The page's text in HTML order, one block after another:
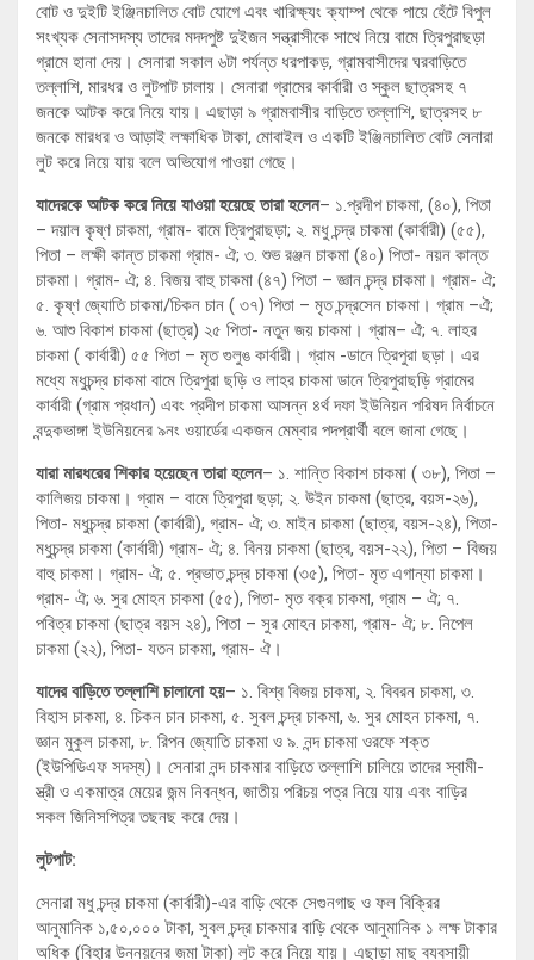
বোট ও দুইটি ইঞ্জিনচালিত বোট যোগে এবং খারিক্ষ্যং ক্যাম্প থেকে পায়ে হেঁটে বিপুল
সংখ্যক সেনাসদস্য তাদের মদদপুষ্ট দুইজন সন্ত্রাসীকে সাথে নিয়ে বামে ত্রিপুরাছড়া
গ্রামে হানা দেয়। সেনারা সকাল ৬টা পর্যন্ত ধরপাকড়, গ্রামবাসীদের ঘরবাড়িতে
তল্লাশি, মারধর ও লুটপাট চালায়। সেনারা গ্রামের কার্বারী ও স্কুল ছাত্রসহ ৭
জনকে আটক করে নিয়ে যায়। এছাড়া ৯ গ্রামবাসীর বাড়িতে তল্লাশি, ছাত্রসহ ৮
জনকে মারধর ও আড়াই লক্ষাধিক টাকা, মোবাইল ও একটি ইঞ্জিনচালিত বোট সেনারা
লুট করে নিয়ে যায় বলে অভিযোগ পাওয়া গেছে।
যাদেরকে আটক করে নিয়ে যাওয়া হয়েছে তারা হলেন– ১.প্রদীপ চাকমা, (৪০), পিতা
– দয়াল কৃষ্ণ চাকমা, গ্রাম- বামে ত্রিপুরাছড়া; ২. মধু চন্দ্র চাকমা (কার্বারী) (৫৫),
পিতা – লক্ষী কান্ত চাকমা গ্রাম- ঐ; ৩. শুভ রঞ্জন চাকমা (৪০) পিতা- নয়ন কান্ত
চাকমা। গ্রাম- ঐ; ৪. বিজয় বাহু চাকমা (৪৭) পিতা – জ্ঞান চন্দ্র চাকমা। গ্রাম- ঐ;
৫. কৃষ্ণ জ্যোতি চাকমা/চিকন চান ( ৩৭) পিতা – মৃত চন্দ্রসেন চাকমা। গ্রাম –ঐ;
৬. আশু বিকাশ চাকমা (ছাত্র) ২৫ পিতা- নতুন জয় চাকমা। গ্রাম– ঐ; ৭. লাহর
চাকমা ( কার্বারী) ৫৫ পিতা – মৃত গুলুঙ কার্বারী। গ্রাম -ডানে ত্রিপুরা ছড়া। এর
মধ্যে মধুচন্দ্র চাকমা বামে ত্রিপুরা ছড়ি ও লাহর চাকমা ডানে ত্রিপুরাছড়ি গ্রামের
কার্বারী (গ্রাম প্রধান) এবং প্রদীপ চাকমা আসন্ন ৪র্থ দফা ইউনিয়ন পরিষদ নির্বাচনে
বন্দুকভাঙ্গা ইউনিয়নের ৯নং ওয়ার্ডের একজন মেম্বার পদপ্রার্থী বলে জানা গেছে।
যারা মারধরের শিকার হয়েছেন তারা হলেন– ১. শান্তি বিকাশ চাকমা ( ৩৮), পিতা –
কালিজয় চাকমা। গ্রাম – বামে ত্রিপুরা ছড়া; ২. উইন চাকমা (ছাত্র, বয়স-২৬),
পিতা- মধুচন্দ্র চাকমা (কার্বারী), গ্রাম- ঐ; ৩. মাইন চাকমা (ছাত্র, বয়স-২৪), পিতা-
মধুচন্দ্র চাকমা (কার্বারী) গ্রাম- ঐ; ৪. বিনয় চাকমা (ছাত্র, বয়স-২২), পিতা – বিজয়
বাহু চাকমা। গ্রাম- ঐ; ৫. প্রভাত চন্দ্র চাকমা (৩৫), পিতা- মৃত এগান্যা চাকমা।
গ্রাম- ঐ; ৬. সুর মোহন চাকমা (৫৫), পিতা- মৃত বক্র চাকমা, গ্রাম – ঐ; ৭.
পবিত্র চাকমা (ছাত্র বয়স ২৪), পিতা – সুর মোহন চাকমা, গ্রাম- ঐ; ৮. নিপেল
চাকমা (২২), পিতা- যতন চাকমা, গ্রাম- ঐ।
যাদের বাড়িতে তল্লাশি চালানো হয়– ১. বিশ্ব বিজয় চাকমা, ২. বিবরন চাকমা, ৩.
বিহাস চাকমা, ৪. চিকন চান চাকমা, ৫. সুবল চন্দ্র চাকমা, ৬. সুর মোহন চাকমা, ৭.
জ্ঞান মুকুল চাকমা, ৮. রিপন জ্যোতি চাকমা ও ৯. নন্দ চাকমা ওরফে শক্ত
(ইউপিডিএফ সদস্য)। সেনারা নন্দ চাকমার বাড়িতে তল্লাশি চালিয়ে তাদের স্বামী-
স্ত্রী ও একমাত্র মেয়ের জন্ম নিবন্ধন, জাতীয় পরিচয় পত্র নিয়ে যায় এবং বাড়ির
সকল জিনিসপিত্র তছনছ করে দেয়।
লুটপাট:
সেনারা মধু চন্দ্র চাকমা (কার্বারী)-এর বাড়ি থেকে সেগুনগাছ ও ফল বিক্রির
আনুমানিক ১,৫০,০০০ টাকা, সুবল চন্দ্র চাকমার বাড়ি থেকে আনুমানিক ১ লক্ষ টাকার
অধিক (বিহার উন্নয়নের জমা টাকা) লুট করে নিয়ে যায়। এছাড়া মাছ ব্যবসায়ী